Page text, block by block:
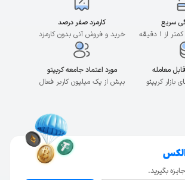
سریع
۱ دقیقه
کارمزد صفر درصد
خرید و فروش آنی بدون کارمزد
بازار کریپتو
مورد اعتماد جامعه کریپتو
بیش از یک میلیون کاربر فعال
بگیرید.